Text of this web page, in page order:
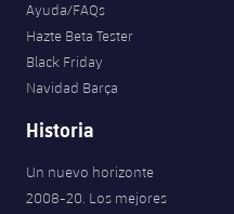
Ayuda/FAQs
Hazte Beta Tester
Black Friday
Navidad Barça
Historia
Un nuevo horizonte
2008-20. Los mejores